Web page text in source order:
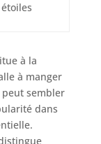
à la
à manger
peut sembler
dans